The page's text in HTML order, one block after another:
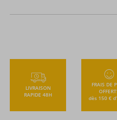
LIVRAISON
RAPIDE 48H
FRAIS DE
dès 150 €